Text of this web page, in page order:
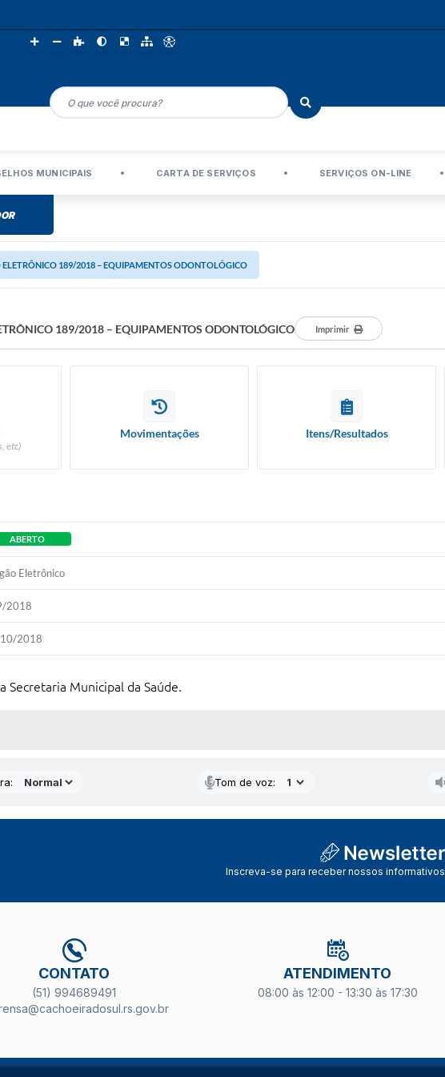
MUNICIPAIS CARTA DE SERVIÇOS SERVIÇOS ON-LINE
ELETRÔNICO 189/2018 – EQUIPAMENTOS ODONTOLÓGICO
189/2018 – EQUIPAMENTOS ODONTOLÓGICO Imprimir
etc)
Movimentações Itens/Resultados
ABERTO
Eletrônico
2018
2018
Municipal da Saúde.
Tom de voz:
Inscreva-se para receber nossos informativos
CONTATO
(51) 994689491
ATENDIMENTO
08:00 às 12:00 - 13:30 às 17:30